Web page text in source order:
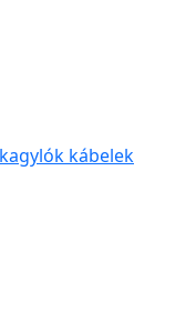
kábelek